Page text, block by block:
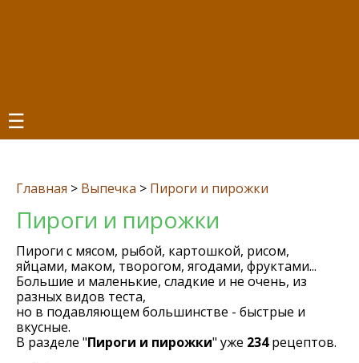
☰
Главная > Выпечка > Пироги и пирожки
Пироги и пирожки
Пироги с мясом, рыбой, картошкой, рисом,
яйцами, маком, творогом, ягодами, фруктами...
Большие и маленькие, сладкие и не очень, из
разных видов теста,
но в подавляющем большинстве - быстрые и
вкусные.
В разделе "Пироги и пирожки" уже 234рецептов.